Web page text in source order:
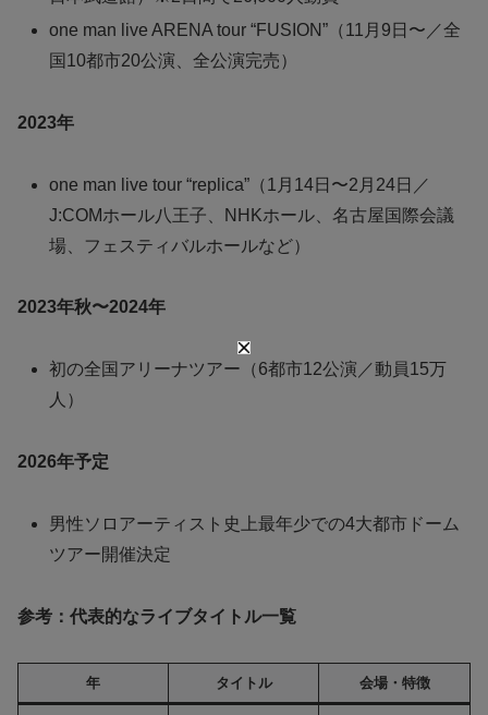
one man live ARENA tour “FUSION”（11月9日〜／全
国10都市20公演、全公演完売）
2023年
one man live tour “replica”（1月14日〜2月24日／
J:COMホール八王子、NHKホール、名古屋国際会議
場、フェスティバルホールなど）
2023年秋〜2024年
初の全国アリーナツアー（6都市12公演／動員15万
人）
2026年予定
男性ソロアーティスト史上最年少での4大都市ドーム
ツアー開催決定
参考：代表的なライブタイトル一覧
年 タイトル 会場・特徴